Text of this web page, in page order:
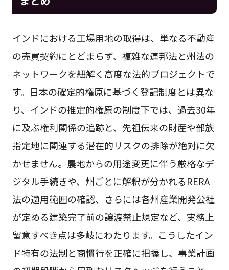
インドにおける工場用地の取得は、単なる不動産
の売買契約にとどまらず、複雑な連邦法と州法の
ネットワークを紐解く高度な法的プロジェクトで
す。日本の確定的権原に基づく登記制度とは異な
り、インドの推定的権原の制度下では、過去30年
に及ぶ権利関係の追跡と、先祖伝来の財産や部族
指定地に関連する潜在的リスクの排除が絶対に欠
かせません。農地からの用途変更に伴う厳格なデ
ジタル手続きや、州ごとに解釈が分かれるRERA
法の適用範囲の確認、さらには各州産業開発公社
が定める建築完了前の譲渡禁止規定など、実務上
留意すべき点は多岐にわたります。こうしたイン
ド特有の法制と商慣行を正確に把握し、事業計画